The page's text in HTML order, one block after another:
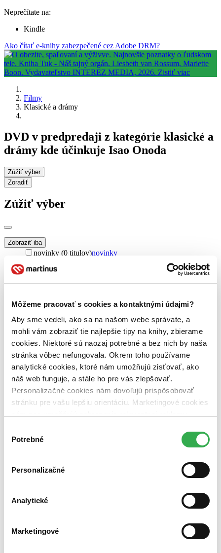
Môžeme pracovať s cookies a kontaktnými údajmi?
Aby sme vedeli, ako sa na našom webe správate, a
mohli vám zobraziť tie najlepšie tipy na knihy, zbierame
cookies. Niektoré sú naozaj potrebné a bez nich by naša
stránka vôbec nefungovala. Okrem toho používame
analytické cookies, ktoré nám umožňujú zisťovať, ako
náš web funguje, a stále ho pre vás zlepšovať.
Personalizačné cookies nám dovoľujú prispôsobovať
stránku pre vašu lepšiu orientáciu. Marketingové cookies
nám pomohlo, keby sme mohli používať všetky tieto
súhlasu
Potrebné
Personalizačné
Analytické
Marketingové
Neprečítate na:
Kindle
Ako čítať e-knihy zabezpečené cez Adobe DRM?
Filmy
Klasické a drámy
DVD v predpredaji z kategórie klasické a
drámy kde účinkuje Isao Onoda
Zúžiť výber
Zoradiť
Zúžiť výber
Zobraziť iba
novinky (0 titulov)novinky
predpredaj (0 titulov) predpredaj
pripravujeme (0 titulov)
dostupná (bez vypredaných) (0 titulov)dostupná (bez
vypredaných)
Nové / čítané
nová (0 titulov)nová
čítaná (0 titulov)čítaná
čítaná - výborný stav (0 titulov)čítaná - výborný stav
čítaná - mierne opotrebovaná (0 titulov)
čítaná - mierne
opotrebovaná
čítané verzie vypredaných kníh (0 titulov)čítané verzie
vypredaných kníh
Bestsellery
Najdrahšie
Najlacnejšie